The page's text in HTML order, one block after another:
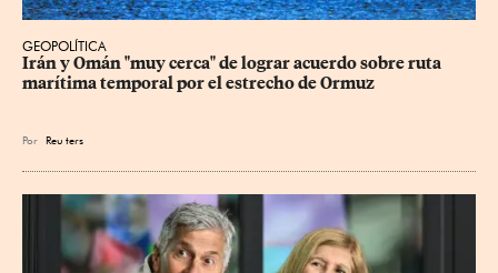
GEOPOLÍTICA
Irán y Omán "muy cerca" de lograr acuerdo sobre ruta
marítima temporal por el estrecho de Ormuz
Por Reu ters